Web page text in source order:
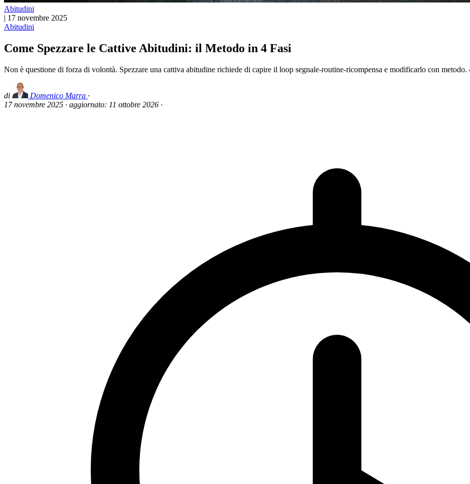
Abitudini
| 17 novembre 2025
Abitudini
Come Spezzare le Cattive Abitudini: il Metodo in 4 Fasi
Non è questione di forza di volontà. Spezzare una cattiva abitudine richiede di capire il loop segnale-routine-ricompensa e modificarlo con
di Domenico Marra ·
17 novembre 2025 · aggiornato: 11 ottobre 2026 ·